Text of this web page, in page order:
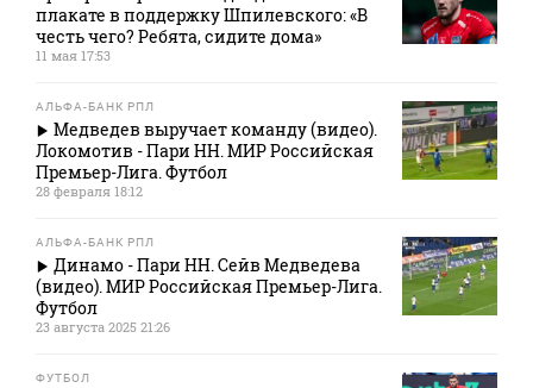
плакате в поддержку Шпилевского: «В
честь чего? Ребята, сидите дома»
11 мая 17:53
АЛЬФА-БАНК РПЛ
Медведев выручает команду (видео).
Локомотив - Пари НН. МИР Российская
Премьер-Лига. Футбол
28 февраля 18:12
АЛЬФА-БАНК РПЛ
Динамо - Пари НН. Сейв Медведева
(видео). МИР Российская Премьер-Лига.
Футбол
23 августа 2025 21:26
ФУТБОЛ